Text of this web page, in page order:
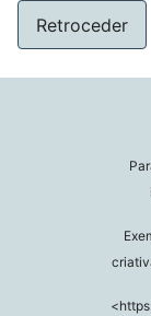
Retroceder